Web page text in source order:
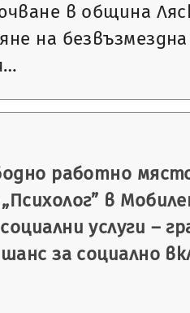
в община
на
работно
в
услуги –
за социално